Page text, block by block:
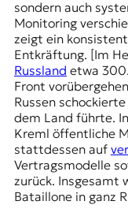
sondern auch
Monitoring
zeigt ein
Entkräftung. [Im
Russland etwa
Front
Russen
dem Land führte.
Kreml öffentliche
stattdessen auf
Vertragsmodelle
zurück. Insgesamt
Bataillone in ganz